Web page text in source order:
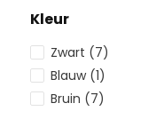
Kleur
Zwart (7)
Blauw (1)
Bruin (7)